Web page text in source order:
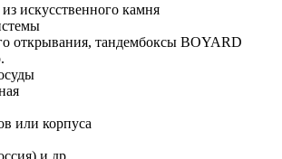
искусственного камня
открывания, тандембоксы BOYARD
или корпуса
и др.